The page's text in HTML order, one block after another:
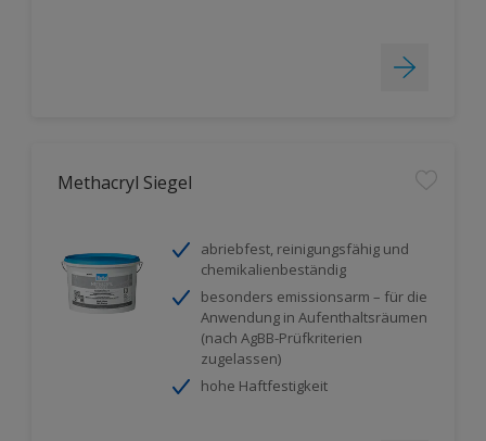
Methacryl Siegel
abriebfest, reinigungsfähig und
chemikalienbeständig
besonders emissionsarm – für die
Anwendung in Aufenthaltsräumen
(nach AgBB-Prüfkriterien
zugelassen)
hohe Haftfestigkeit